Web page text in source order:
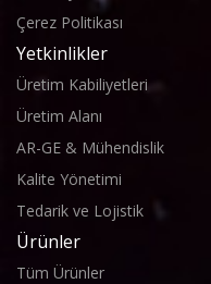
Çerez Politikası
Yetkinlikler
Üretim Kabiliyetleri
Üretim Alanı
AR-GE & Mühendislik
Kalite Yönetimi
Tedarik ve Lojistik
Ürünler
Tüm Ürünler